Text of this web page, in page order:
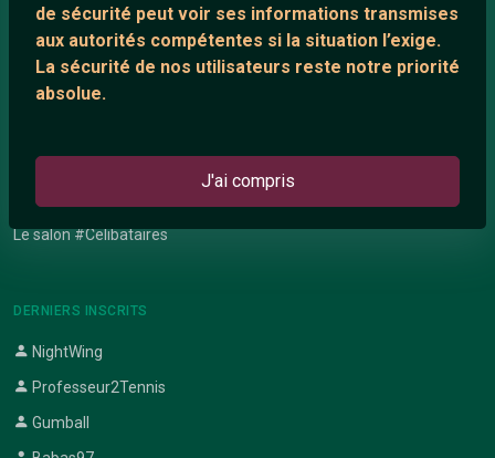
de sécurité peut voir ses informations transmises
aux autorités compétentes si la situation l’exige.
La sécurité de nos utilisateurs reste notre priorité
absolue.
J'ai compris
Support IRC
ARTICLES RÉCENTS
Chat en ligne
Témoignage de nathanaelle
Le salon #Celibataires
DERNIERS INSCRITS
NightWing
Professeur2Tennis
Gumball